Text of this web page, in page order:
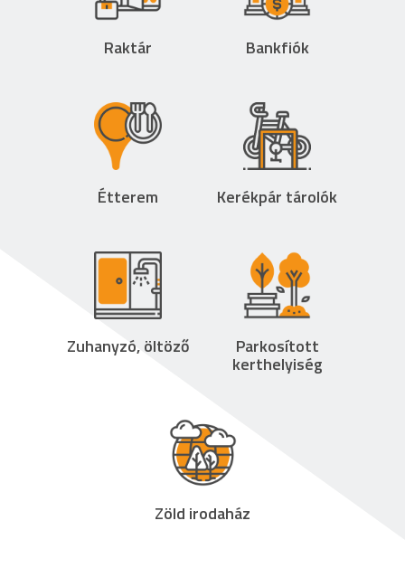
Raktár Bankfiók
Étterem Kerékpár tárolók
Zuhanyzó, öltöző Parkosított
kerthelyiség
Zöld irodaház